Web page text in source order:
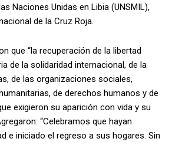
Naciones Unidas en Libia (UNSMIL),
de la Cruz Roja.
que “la recuperación de la libertad
de la solidaridad internacional, de la
de las organizaciones sociales,
de derechos humanos y de
exigieron su aparición con vida y su
“Celebramos que hayan
e iniciado el regreso a sus hogares. Sin